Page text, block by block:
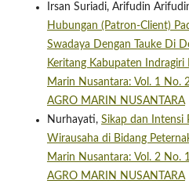
Irsan Suriadi, Arifudin
Hubungan (Patron-Client)
Swadaya Dengan Tauke Di
Keritang Kabupaten Indragiri
Marin Nusantara: Vol. 1 No.
AGRO MARIN NUSANTARA
Nurhayati, Sikap dan Intensi
Wirausaha di Bidang
Marin Nusantara: Vol. 2 No.
AGRO MARIN NUSANTARA